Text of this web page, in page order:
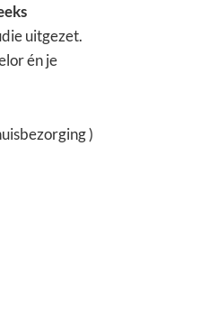
uitgezet.
én je
)